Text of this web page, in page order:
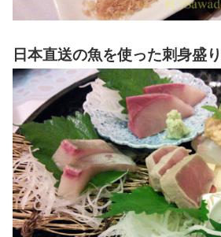
日本直送の魚を使った刺身盛